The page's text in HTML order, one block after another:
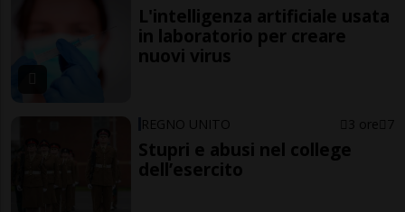
L'intelligenza artificiale usata
in laboratorio per creare
nuovi virus
REGNO UNITO 3 ore 7
Stupri e abusi nel college
dell’esercito